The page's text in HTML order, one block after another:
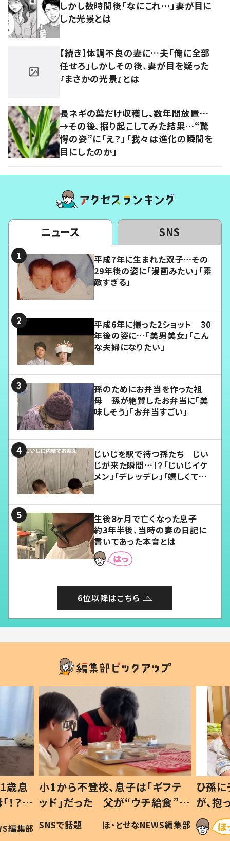
しかし数時間後「なにこれ…」妻が目に
した光景とは
【続き】体調不良の妻に…夫「俺に全部
任せろ」しかしその後、妻が目を疑った
『まさかの光景』とは
長ネギの葉だけ収穫し、数年間放置…
→その後、掘り起こしてみた結果…“驚
愕の姿”に「え？」「我々は進化の瞬間を
目にしたのか」
ニュース SNS
平成7年に生まれた双子…その
29年後の姿に「漫画みたい」「素
敵すぎる」
平成6年に撮った2ショット 30
年後の姿に…「美男美女」「こん
な夫婦になりたい」
孫のためにお弁当を作った祖
母 孫が絶賛したお弁当に「美
味しそう」「お弁当すごい」
じいじを駅で待つ孫たち じい
じが来た瞬間…！？「じいじイケ
メン」「デレッデレ」「嬉しくて可
生後8ヶ月で亡くなった息子
約3年半後、当時の妻の日記に
書いてあった本音とは
6位以降はこちら
歳息
？」
編集部
小1から不登校、息子は「ギフテ
ッド」だった 父が“ウチ給食”を
作り続ける理由とは #令和の親
#令和の子
SNSで話題 ほ・とせなNEWS編集部
ひ孫
が、
「涙が
い」